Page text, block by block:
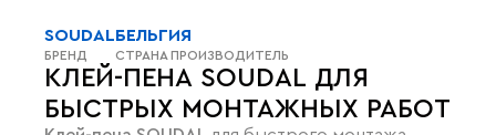
КЛЕЙ-ПЕНА SOUDAL ДЛЯ
БЫСТРЫХ МОНТАЖНЫХ РАБОТ
SOUDAL
БРЕНД
БЕЛЬГИЯ
СТРАНА ПРОИЗВОДИТЕЛЬ